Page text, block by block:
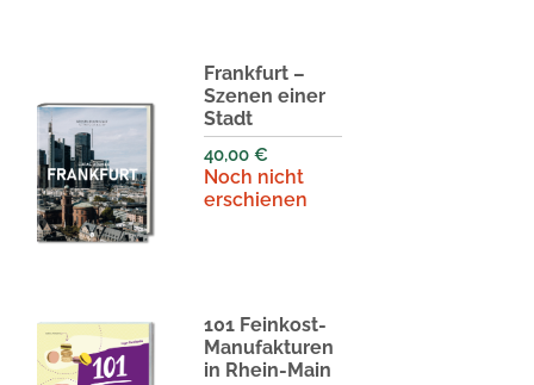
Frankfurt –
Szenen einer
Stadt
40,00 €
Noch nicht
erschienen
101 Feinkost-
Manufakturen
in Rhein-Main